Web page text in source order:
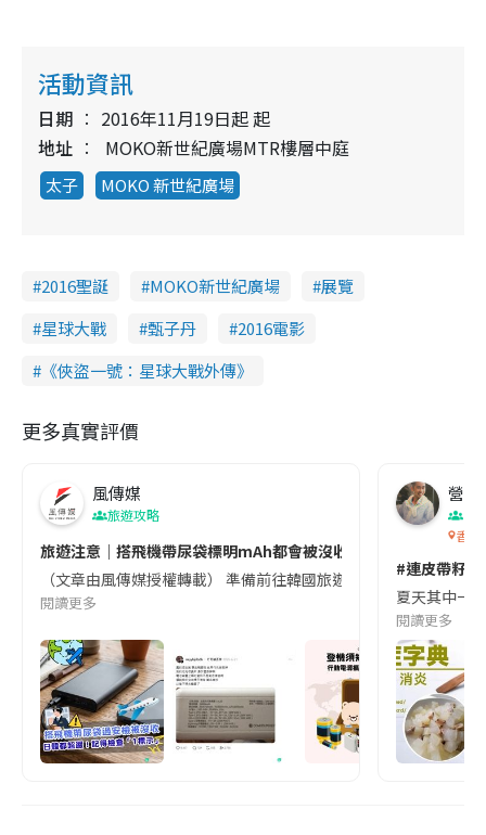
活動資訊
日期
2016年11月19日起 起
地址
MOKO新世紀廣場MTR樓層中庭
太子 MOKO 新世紀廣場
2016聖誕 MOKO新世紀廣場
展覽
星球大戰
甄子丹
2016電影
《俠盜一號：星球大戰外傳》
更多真實評價
風傳媒
旅遊攻略
旅遊注意｜搭飛機帶尿袋標明mAh都會被沒收😱出發前切記檢查
（文章由風傳媒授權轉載） 準備前往韓國旅遊的民眾，近期要
閱讀更多
營養
香港
#連皮帶籽
夏天其中一
閱讀更多